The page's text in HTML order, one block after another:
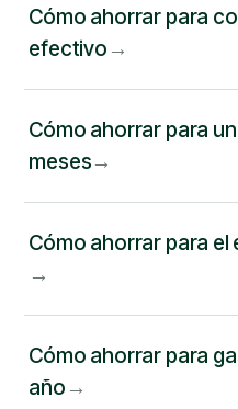
Cómo ahorrar para
efectivo
Cómo ahorrar para
meses
Cómo ahorrar para el
Cómo ahorrar para
año